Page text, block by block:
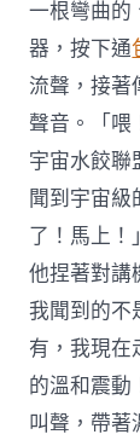
一根彎曲的
器，按下通
流聲，接著
聲音。「喂
宇宙水餃聯
聞到宇宙級
了！馬上！
他捏著對講
我聞到的不
有，我現在
的溫和震動
叫聲，帶著